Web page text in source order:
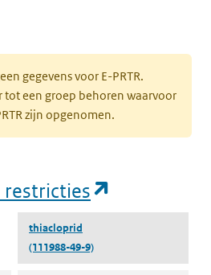
gegevens voor E-PRTR.
een groep behoren waarvoor
zijn opgenomen.
restricties
thiacloprid
(111988-49-9)